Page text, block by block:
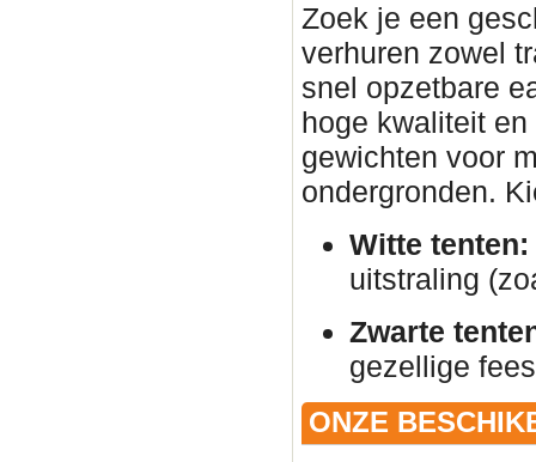
Zoek je een
verhuren zowel
snel opzetbare
hoge kwaliteit
gewichten voor
ondergronden.
Witte tenten:
uitstraling
Zwarte
gezellige
ONZE